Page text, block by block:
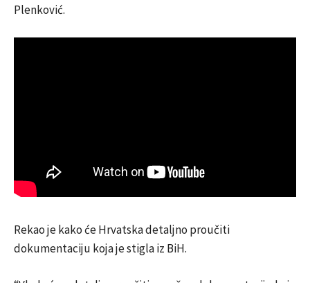
Plenković.
Rekao je kako će Hrvatska detaljno proučiti
dokumentaciju koja je stigla iz BiH.